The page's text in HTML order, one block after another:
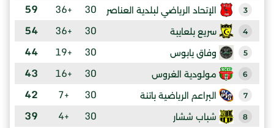
3 الإتحاد الرياضي لبلدية العناصر 30
+36
59
4 سريع بلعايبة 30
+36
54
5 وفاق يابوس 30
+19
44
6 مولودية الغروس 30
+16
43
7 البراعم الرياضية باتنة 30
+7
42
8 شباب ششار 30
+4
39